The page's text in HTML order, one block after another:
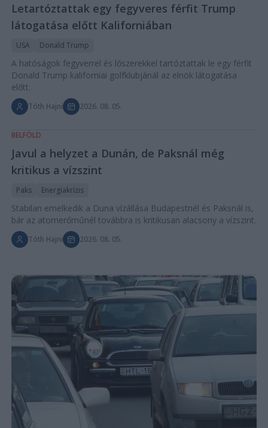
Letartóztattak egy fegyveres férfit Trump
látogatása előtt Kaliforniában
USA Donald Trump
A hatóságok fegyverrel és lőszerekkel tartóztattak le egy férfit
Donald Trump kaliforniai golfklubjánál az elnök látogatása
előtt.
Tóth Hajni 2026. 08. 05.
BELFÖLD
Javul a helyzet a Dunán, de Paksnál még
kritikus a vízszint
Paks Energiakrízis
Stabilan emelkedik a Duna vízállása Budapestnél és Paksnál is,
bár az atomerőműnél továbbra is kritikusan alacsony a vízszint.
Tóth Hajni 2026. 08. 05.